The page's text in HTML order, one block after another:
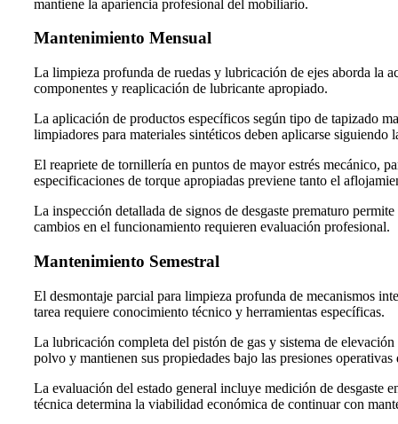
mantiene la apariencia profesional del mobiliario.
Mantenimiento Mensual
La limpieza profunda de ruedas y lubricación de ejes aborda la
componentes y reaplicación de lubricante apropiado.
La aplicación de productos específicos según tipo de tapizado
limpiadores para materiales sintéticos deben aplicarse siguiendo
El reapriete de tornillería en puntos de mayor estrés mecánico,
especificaciones de torque apropiadas previene tanto el
La inspección detallada de signos de desgaste prematuro
cambios en el funcionamiento requieren evaluación profesional.
Mantenimiento Semestral
El desmontaje parcial para limpieza profunda de mecanismos
tarea requiere conocimiento técnico y herramientas específicas.
La lubricación completa del pistón de gas y sistema de
polvo y mantienen sus propiedades bajo las presiones operativas
La evaluación del estado general incluye medición de desgaste
técnica determina la viabilidad económica de continuar con